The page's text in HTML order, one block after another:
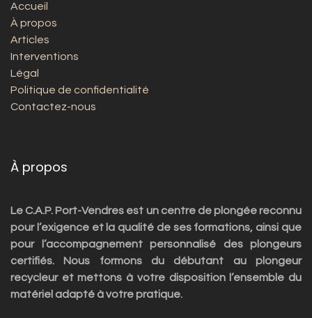
Accueil
À propos
Articles
Interventions
Légal
Politique de confidentialité
Contactez-nous
À propos
Le C.A.P. Port-Vendres est un centre de plongée reconnu
pour l’exigence et la qualité de ses formations, ainsi que
pour l’accompagnement personnalisé des plongeurs
certifiés. Nous formons du débutant au plongeur
recycleur et mettons à votre disposition l’ensemble du
matériel adapté à votre pratique.